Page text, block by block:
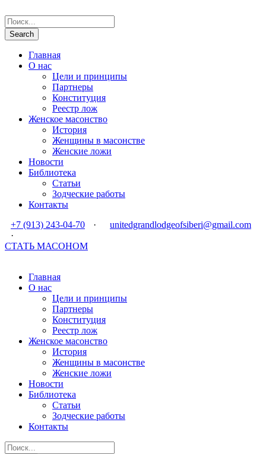
Главная
О нас
Цели и принципы
Партнеры
Конституция
Реестр лож
Женское масонство
История
Женщины в масонстве
Женские ложи
Новости
Библиотека
Статьи
Зодческие работы
Контакты
+7 (913) 243-04-70
·
unitedgrandlodgeofsiberi@gmail.com
·
СТАТЬ МАСОНОМ
Главная
О нас
Цели и принципы
Партнеры
Конституция
Реестр лож
Женское масонство
История
Женщины в масонстве
Женские ложи
Новости
Библиотека
Статьи
Зодческие работы
Контакты